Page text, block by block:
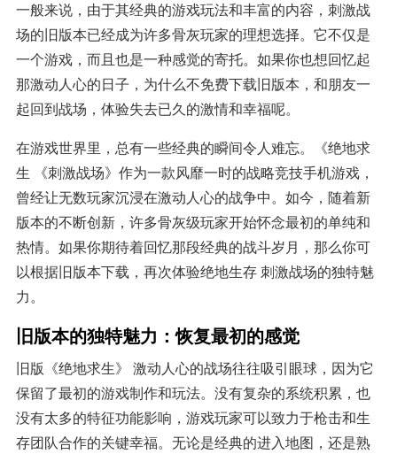
一般来说，由于其经典的游戏玩法和丰富的内容，刺激战
场的旧版本已经成为许多骨灰玩家的理想选择。它不仅是
一个游戏，而且也是一种感觉的寄托。如果你也想回忆起
那激动人心的日子，为什么不免费下载旧版本，和朋友一
起回到战场，体验失去已久的激情和幸福呢。
在游戏世界里，总有一些经典的瞬间令人难忘。《绝地求
生 《刺激战场》作为一款风靡一时的战略竞技手机游戏，
曾经让无数玩家沉浸在激动人心的战争中。如今，随着新
版本的不断创新，许多骨灰级玩家开始怀念最初的单纯和
热情。如果你期待着回忆那段经典的战斗岁月，那么你可
以根据旧版本下载，再次体验绝地生存 刺激战场的独特魅
力。
旧版本的独特魅力：恢复最初的感觉
旧版《绝地求生》 激动人心的战场往往吸引眼球，因为它
保留了最初的游戏制作和玩法。没有复杂的系统积累，也
没有太多的特征功能影响，游戏玩家可以致力于枪击和生
存团队合作的关键幸福。无论是经典的进入地图，还是熟